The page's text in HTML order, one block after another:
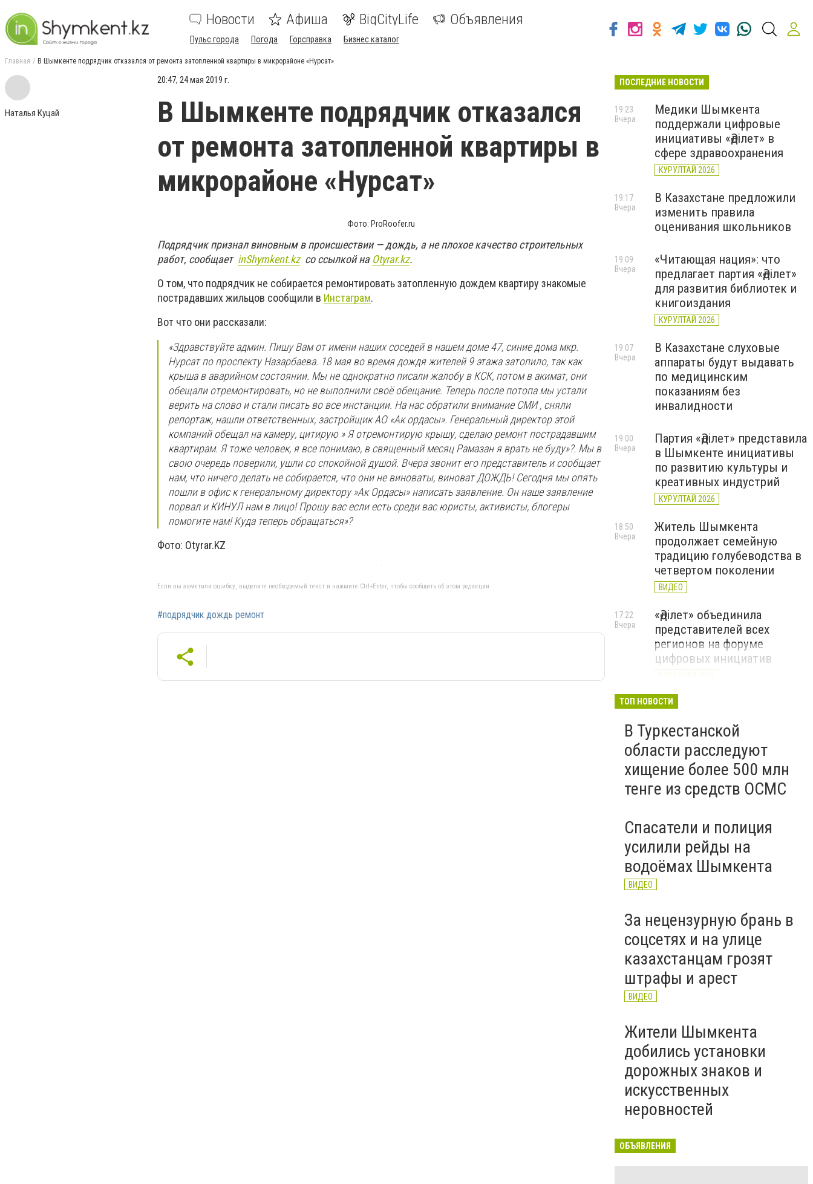
Новости Афиша BigCityLife Объявления
Пульс города Погода Горсправка Бизнес каталог
Главная В Шымкенте подрядчик отказался от ремонта затопленной квартиры в микрорайоне «Нурсат»
Наталья Куцай
20:47, 24 мая 2019 г.
В Шымкенте подрядчик отказался
от ремонта затопленной квартиры в
микрорайоне «Нурсат»
Фото: ProRoofer.ru
Подрядчик признал виновным в происшествии — дождь, а не плохое качество строительных
работ, сообщает inShymkent.kzсо ссылкой на Оtyrar.kz.
О том, что подрядчик не собирается ремонтировать затопленную дождем квартиру знакомые
пострадавших жильцов сообщили в Инстаграм.
Вот что они рассказали:
«Здравствуйте админ. Пишу Вам от имени наших соседей в нашем доме 47, синие дома мкр.
Нурсат по проспекту Назарбаева. 18 мая во время дождя жителей 9 этажа затопило, так как
крыша в аварийном состоянии. Мы не однократно писали жалобу в КСК, потом в акимат, они
обещали отремонтировать, но не выполнили своё обещание. Теперь после потопа мы устали
верить на слово и стали писать во все инстанции. На нас обратили внимание СМИ , сняли
репортаж, нашли ответственных, застройщик АО «Ак ордасы». Генеральный директор этой
компаний обещал на камеру, цитирую » Я отремонтирую крышу, сделаю ремонт пострадавшим
квартирам. Я тоже человек, я все понимаю, в священный месяц Рамазан я врать не буду»?. Мы в
свою очередь поверили, ушли со спокойной душой. Вчера звонит его представитель и сообщает
нам, что ничего делать не собирается, что они не виноваты, виноват ДОЖДЬ! Сегодня мы опять
пошли в офис к генеральному директору »Ак Ордасы» написать заявление. Он наше заявление
порвал и КИНУЛ нам в лицо! Прошу вас если есть среди вас юристы, активисты, блогеры
помогите нам! Куда теперь обращаться»?
Фото: Otyrar.KZ
Если вы заметили ошибку, выделите необходимый текст и нажмите Ctrl+Enter, чтобы сообщить об этом редакции
#подрядчик дождь ремонт
ПОСЛЕДНИЕ НОВОСТИ
Медики Шымкента
поддержали цифровые
инициативы «Әділет» в
сфере здравоохранения
КУРУЛТАЙ 2026
19:23
Вчера
В Казахстане предложили
изменить правила
оценивания школьников
19:17
Вчера
«Читающая нация»: что
предлагает партия «Әділет»
для развития библиотек и
книгоиздания
КУРУЛТАЙ 2026
19:09
Вчера
В Казахстане слуховые
аппараты будут выдавать
по медицинским
показаниям без
инвалидности
19:07
Вчера
Партия «Әділет» представила
в Шымкенте инициативы
по развитию культуры и
креативных индустрий
КУРУЛТАЙ 2026
19:00
Вчера
Житель Шымкента
продолжает семейную
традицию голубеводства в
четвертом поколении
ВИДЕО
18:50
Вчера
«Әділет» объединила
представителей всех
регионов на форуме
цифровых инициатив
17:22
Вчера
В Казахстане назвали
высокооплачиваемые
вакансии июля
12:15
ТОП НОВОСТИ
В Туркестанской
области расследуют
хищение более 500 млн
тенге из средств ОСМС
Спасатели и полиция
усилили рейды на
водоёмах Шымкента
ВИДЕО
За нецензурную брань в
соцсетях и на улице
казахстанцам грозят
штрафы и арест
ВИДЕО
Жители Шымкента
добились установки
дорожных знаков и
искусственных
неровностей
ОБЪЯВЛЕНИЯ